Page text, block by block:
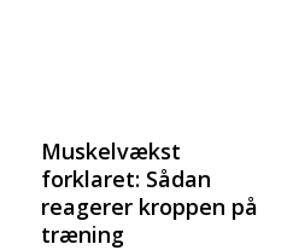
Muskelvækst
forklaret: Sådan
reagerer kroppen på
træning